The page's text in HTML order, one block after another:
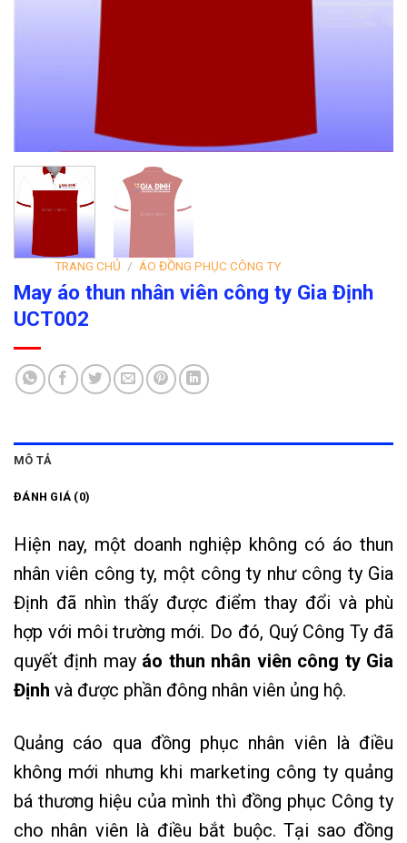
TRANG CHỦ / ÁO ĐỒNG PHỤC CÔNG TY
May áo thun nhân viên công ty Gia Định
UCT002
MÔ TẢ
ĐÁNH GIÁ (0)
Hiện nay, một doanh nghiệp không có áo thun
nhân viên công ty, một công ty như công ty Gia
Định đã nhìn thấy được điểm thay đổi và phù
hợp với môi trường mới. Do đó, Quý Công Ty đã
quyết định may áo thun nhân viên công ty Gia
Định và được phần đông nhân viên ủng hộ.
Quảng cáo qua đồng phục nhân viên là điều
không mới nhưng khi marketing công ty quảng
bá thương hiệu của mình thì đồng phục Công ty
cho nhân viên là điều bắt buộc. Tại sao đồng